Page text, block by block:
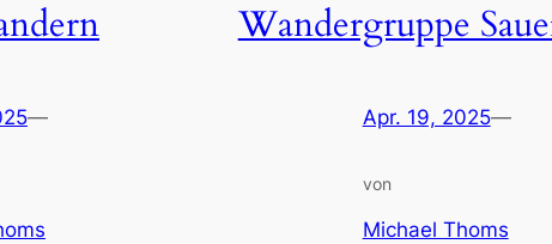
—
Wandergruppe
Apr. 19, 2025—
von
Michael Thoms